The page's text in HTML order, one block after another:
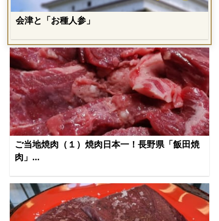
会津と「お種人参」
ご当地焼肉（１）焼肉日本一！長野県「飯田焼
肉」...